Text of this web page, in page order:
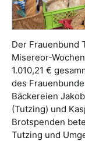
Der Frauenbund
Misereor-
1.010,21 €
des
Bäckereien
(Tutzing) und
Brotspenden
Tutzing und